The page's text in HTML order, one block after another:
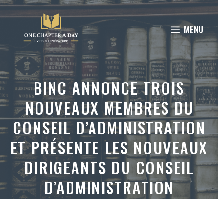
Aller
au
contenu
MENU
BINC ANNONCE TROIS
NOUVEAUX MEMBRES DU
CONSEIL D’ADMINISTRATION
ET PRÉSENTE LES NOUVEAUX
DIRIGEANTS DU CONSEIL
D’ADMINISTRATION